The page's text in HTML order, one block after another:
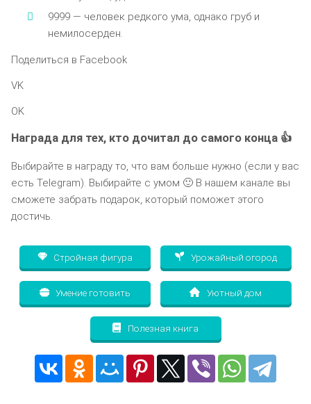
9999 — человек редкого ума, однако груб и
немилосерден.
Поделиться в Facebook
VK
OK
Награда для тех, кто дочитал до самого конца 👍
Выбирайте в награду то, что вам больше нужно (если у вас
есть Telegram). Выбирайте с умом 🙂 В нашем канале вы
сможете забрать подарок, который поможет этого
достичь.
Стройная фигура Урожайный огород
Умение готовить Уютный дом
Полезная книга